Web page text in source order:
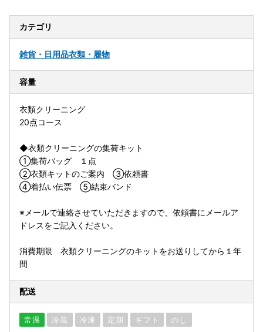
カテゴリ
雑貨・日用品衣類・履物
容量
衣類クリーニング
20点コース
◆衣類クリーニングの集荷キット
①集荷バッグ １点
②衣類キットのご案内 ③依頼書
④着払い伝票 ⑤結束バンド
※メールで連絡させていただきますので、依頼書にメールア
ドレスをご記入ください。
消費期限 衣類クリーニングのキットをお送りしてから１年
間
配送
常温 冷蔵 冷凍 定期 ギフト のし